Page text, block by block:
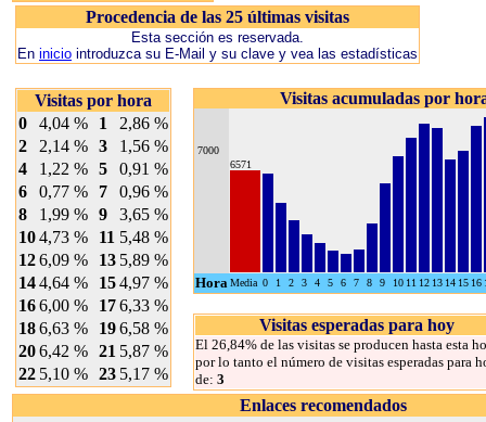
Procedencia de las 25 últimas visitas
Esta sección es reservada.
En inicio introduzca su E-Mail y su clave y vea las estadísticas
Visitas por hora
0
4,04 % 1
2,86 %
2
2,14 % 3
1,56 %
4
1,22 % 5
0,91 %
6
0,77 % 7
0,96 %
8
1,99 % 9
3,65 %
104,73 % 11 5,48 %
126,09 % 13 5,89 %
144,64 % 154,97 %
166,00 % 176,33 %
186,63 % 196,58 %
206,42 % 21 5,87 %
22 5,10 % 23 5,17 %
Visitas acumuladas por
7000
6571
HoraMedia 0 1 2 3 4 5 6 7 8 9 10 11 12 13 14 15 16
Visitas esperadas para hoy
El 26,84% de las visitas se producen hasta esta
por lo tanto el número de visitas esperadas para
de: 3
Enlaces recomendados